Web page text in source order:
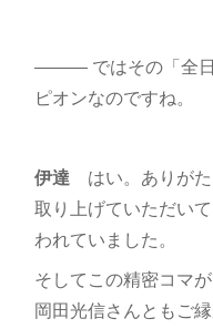
――― ではその「全日
ピオンなのですね。
伊達 はい。ありが
取り上げていただい
われていました。
そしてこの精密コマ
岡田光信さんともご縁